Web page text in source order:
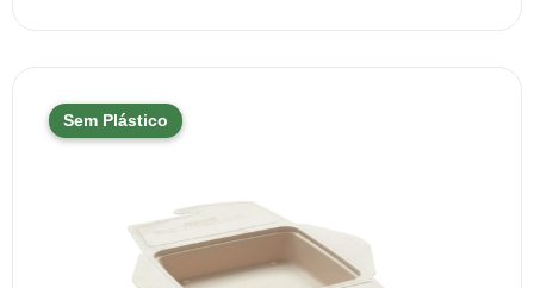
Sem Plástico